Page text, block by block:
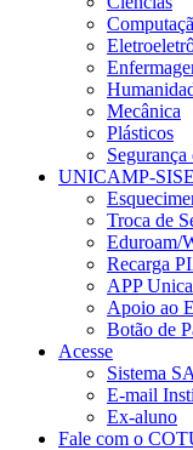
Mecânica
Plásticos
UNICAMP-SISE
Troca de
Eduroam/
Recarga
APP
Apoio ao
Botão de
Acesse
Sistema
E-mail
Ex-aluno
Fale com o